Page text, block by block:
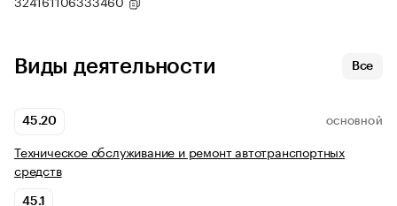
Виды деятельности Все
45.20 ОСНОВНОЙ
Техническое обслуживание и ремонт автотранспортных
средств
45.1